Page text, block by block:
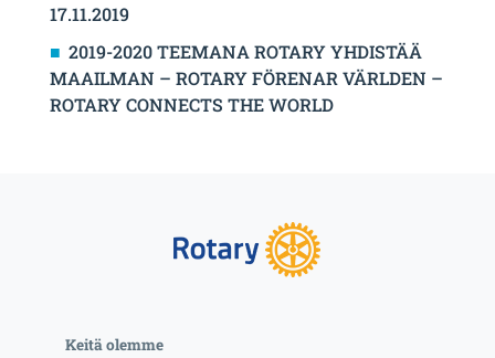
17.11.2019
2019-2020 TEEMANA ROTARY YHDISTÄÄ
MAAILMAN – ROTARY FÖRENAR VÄRLDEN –
ROTARY CONNECTS THE WORLD
Keitä olemme